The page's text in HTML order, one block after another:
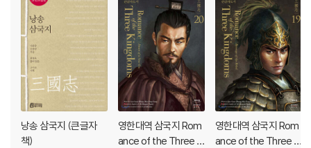
낭송 삼국지 (큰글자
책)
영한대역 삼국지 Rom
ance of the Three Ki
영한대역 삼국지 Rom
ance of the Three Ki